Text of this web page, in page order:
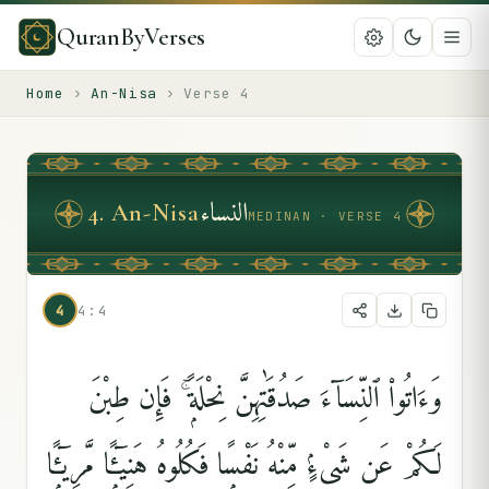
QuranByVerses
Home › An-Nisa › Verse 4
4. An-NisaالنساءMEDINAN · VERSE 4
4 4:4
وَءَاتُوا۟ ٱلنِّسَآءَ صَدُقَٰتِهِنَّ نِحْلَةًۭ ۚ فَإِن طِبْنَ
لَكُمْ عَن شَىْءٍۢ مِّنْهُ نَفْسًۭا فَكُلُوهُ هَنِيٓـًۭٔا مَّرِيٓـًۭٔا